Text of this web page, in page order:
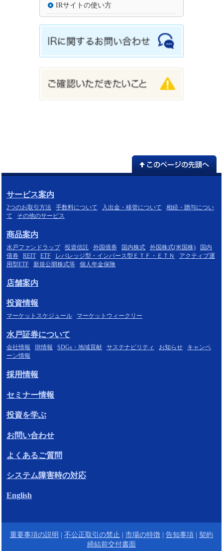
IRサイトの使い方
サービス案内
2つのお取引方法 手数料について 入出金・移管について
相続・贈与につい
て
その他のサービス
商品案内
水戸ファンドラップ 投資信託 外国債券 国内株式 外国株式(米国株)
国内
債券
REIT ETF レバレッジ型・インバース型ＥＴＦ・ＥＴＮ
アクティブ運
用型ETF
新規公開株式等 個人年金保険
店舗案内
投資情報
マーケットスケジュール マーケットウィークリー
水戸証券について
会社情報 IR情報 SDGs・地域貢献 サステナビリティ お知らせ
キャンペ
ーン情報
採用情報
セミナー情報
投資を学ぶ
お問い合わせ
よくあるご質問
システム障害時の対応
English
重要事項の説明 | 不公正取引の禁止 | 市場の特徴 | 告知事項 | 契約
締結前交付書面